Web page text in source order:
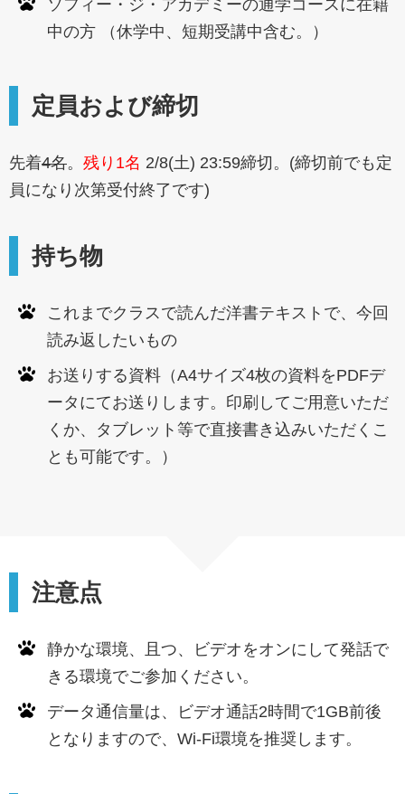
ソフィー・ジ・アカデミーの通学コースに在籍
中の方 （休学中、短期受講中含む。）
定員および締切
先着4名。 残り1名 2/8(土) 23:59締切。(締切前でも定
員になり次第受付終了です)
持ち物
これまでクラスで読んだ洋書テキストで、今回
読み返したいもの
お送りする資料（A4サイズ4枚の資料をPDFデ
ータにてお送りします。印刷してご用意いただ
くか、タブレット等で直接書き込みいただくこ
とも可能です。）
注意点
静かな環境、且つ、ビデオをオンにして発話で
きる環境でご参加ください。
データ通信量は、ビデオ通話2時間で1GB前後
となりますので、Wi-Fi環境を推奨します。